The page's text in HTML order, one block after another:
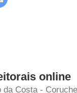
online
Costa -